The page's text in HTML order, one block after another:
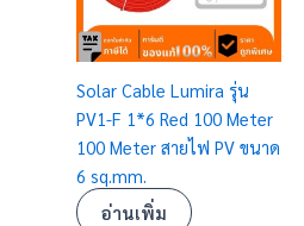
Solar Cable Lumira รุ่น
PV1-F 1*6 Red 100 Meter
100 Meter สายไฟ PV ขนาด
6 sq.mm.
อ่านเพิ่ม